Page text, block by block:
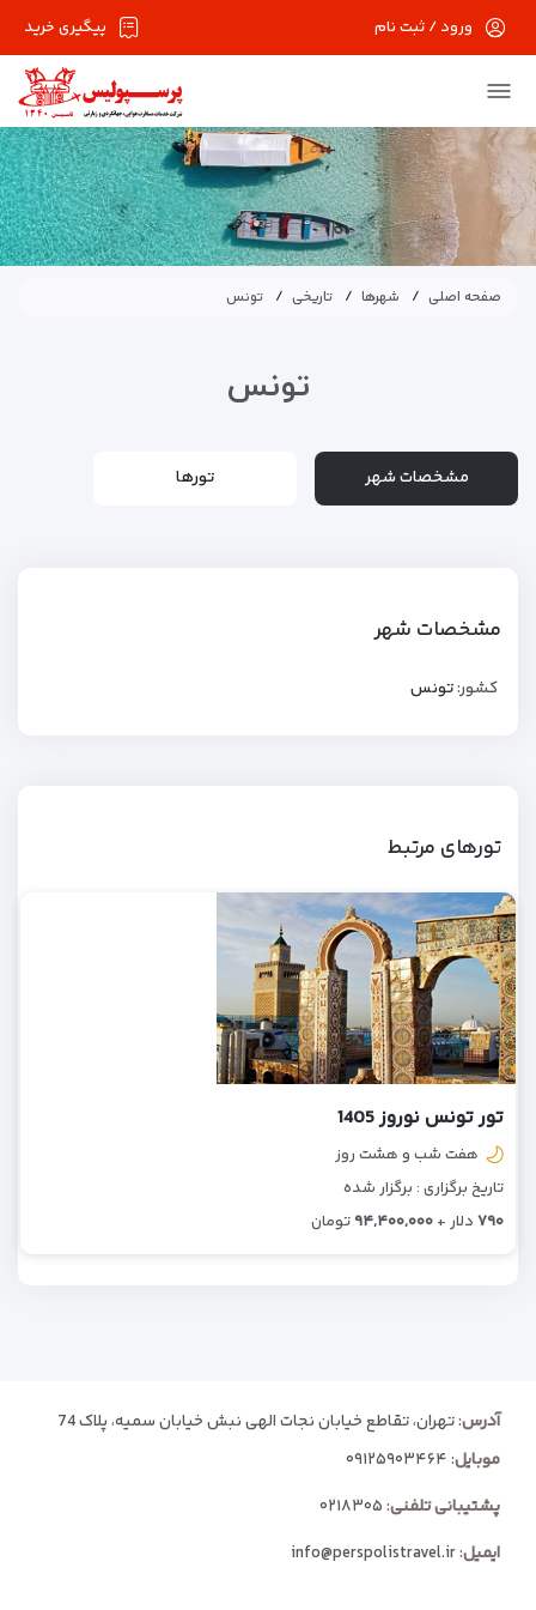
پیگیری خرید ورود / ثبت نام
صفحه اصلی شهرها تاریخی تونس
تونس
مشخصات شهر تورها
مشخصات شهر
کشور:تونس
تورهای مرتبط
تور تونس نوروز 1405
هفت شب و هشت روز
تاریخ برگزاری : برگزار شده
۷۹۰ دلار + ۹۴,۴۰۰,۰۰۰ تومان
آدرس: تهران، تقاطع خیابان نجات الهی نبش خیابان سمیه، پلاک 74
موبایل:۰۹۱۲۵۹۰۳۴۶۴
پشتیبانی تلفنی:۰۲۱۸۳۰۵
ایمیل:
info@perspolistravel.ir